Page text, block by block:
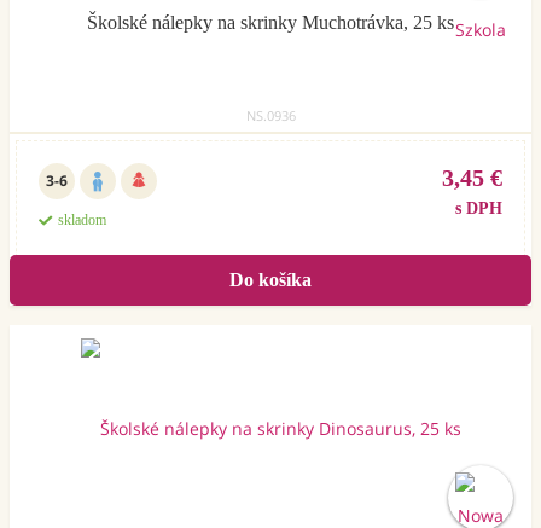
Školské nálepky na skrinky Muchotrávka, 25 ks
NS.0936
3-6
skladom
3,45 €
s DPH